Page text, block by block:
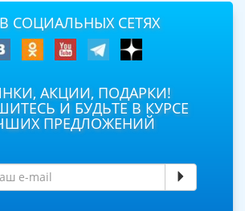
СОЦИАЛЬНЫХ СЕТЯХ
АКЦИИ, ПОДАРКИ!
И БУДЬТЕ В КУРСЕ
ПРЕДЛОЖЕНИЙ